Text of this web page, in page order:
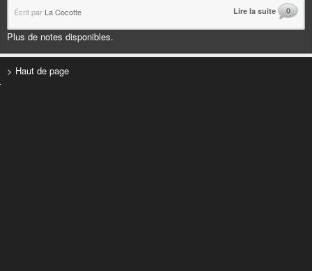
Écrit par La Cocotte Lire la suite 0
Plus de notes disponibles.
> Haut de page